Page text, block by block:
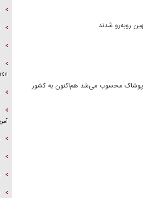
پوشاک محسوب می‌شد هم‌اکنون به کشور